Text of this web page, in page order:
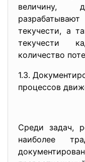
величину,
текучести, а
текучести
количество
1.3.
процессов
Среди задач,
наиболее